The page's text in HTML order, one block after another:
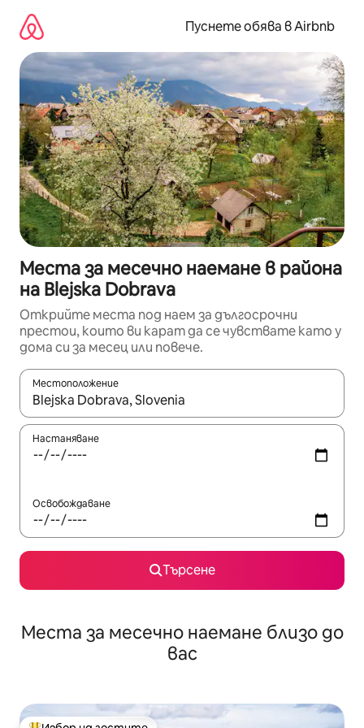
съдържанието
Пуснете обява в Airbnb
Места за месечно наемане в района
на Blejska Dobrava
Открийте места под наем за дългосрочни
престои, които ви карат да се чувствате като у
дома си за месец или повече.
Местоположение
Когато резултатите се покажат, използвайте
Настаняване
Освобождаване
Търсене
Места за месечно наемане близо до
вас